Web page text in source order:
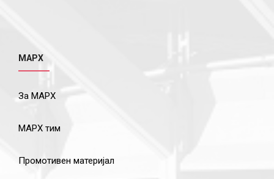
МАРХ
За МАРХ
МАРХ тим
Промотивен материјал